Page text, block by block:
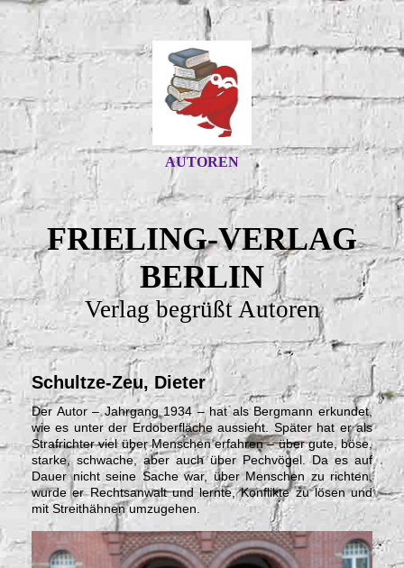
AUTOREN
FRIELING-VERLAG
BERLIN
Verlag begrüßt Autoren
Schultze-Zeu, Dieter
Der Autor – Jahrgang 1934 – hat als Bergmann erkundet,
wie es unter der Erdoberfläche aussieht.Später hat er als
Strafrichter viel über Menschen erfahren – über gute, böse,
starke, schwache, aber auch über Pechvögel.Da es auf
Dauer nicht seine Sache war, über Menschen zu richten,
wurde er Rechtsanwalt und lernte, Konflikte zu lösen und
mit Streithähnen umzugehen.